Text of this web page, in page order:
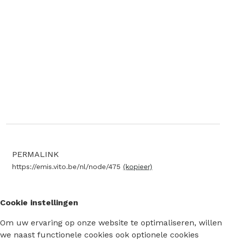
PERMALINK
https://emis.vito.be/nl/node/475 (kopieer)
Cookie instellingen
Om uw ervaring op onze website te optimaliseren, willen
we naast functionele cookies ook optionele cookies